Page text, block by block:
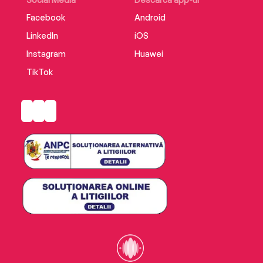
Facebook
LinkedIn
Instagram
TikTok
Android
iOS
Huawei